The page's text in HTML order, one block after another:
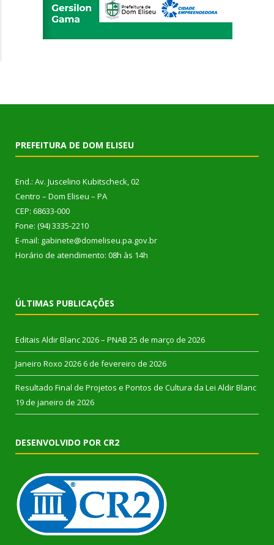
PREFEITURA DE DOM ELISEU
End.: Av. Juscelino Kubitscheck, 02
Centro – Dom Eliseu – PA
CEP: 68633-000
Fone: (94) 3335-2210
E-mail: gabinete@domeliseu.pa.gov.br
Horário de atendimento: 08h às 14h
ÚLTIMAS PUBLICAÇÕES
Editais Aldir Blanc 2026 – PNAB 25 de março de 2026
Janeiro Roxo 2026 6 de fevereiro de 2026
Resultado Final de Projetos e Pontos de Cultura da Lei Aldir Blanc
19 de janeiro de 2026
DESENVOLVIDO POR CR2